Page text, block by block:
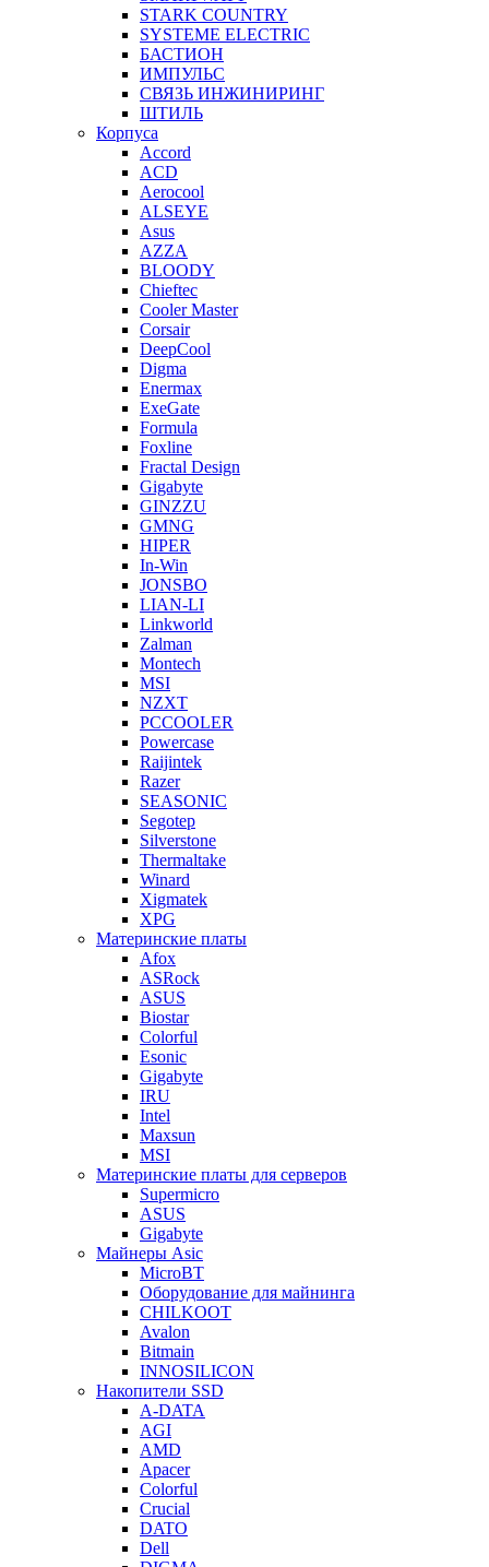
STARK COUNTRY
SYSTEME ELECTRIC
БАСТИОН
ИМПУЛЬС
СВЯЗЬ ИНЖИНИРИНГ
ШТИЛЬ
Корпуса
Accord
ACD
Aerocool
ALSEYE
Asus
AZZA
BLOODY
Chieftec
Cooler Master
Corsair
DeepCool
Digma
Enermax
ExeGate
Formula
Foxline
Fractal Design
Gigabyte
GINZZU
GMNG
HIPER
In-Win
JONSBO
LIAN-LI
Linkworld
Zalman
Montech
MSI
NZXT
PCCOOLER
Powercase
Raijintek
Razer
SEASONIC
Segotep
Silverstone
Thermaltake
Winard
Xigmatek
XPG
Материнские платы
Afox
ASRock
ASUS
Biostar
Colorful
Esonic
Gigabyte
IRU
Intel
Maxsun
MSI
Материнские платы для серверов
Supermicro
ASUS
Gigabyte
Майнеры Asic
MicroBT
Оборудование для майнинга
CHILKOOT
Avalon
Bitmain
INNOSILICON
Накопители SSD
A-DATA
AGI
AMD
Apacer
Colorful
Crucial
DATO
Dell